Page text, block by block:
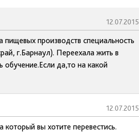
12.07.2015
производств специальность
г.Барнаул). Переехала жить в
обучение.Если да,то на какой
12.07.2015
вы хотите перевестись.